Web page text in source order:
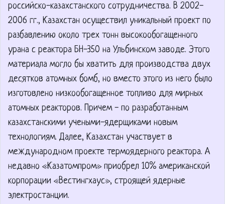
российско-казахстанского сотрудничества. В 2002-
2006 гг., Казахстан осуществил уникальный проект по
разбавлению около трех тонн высокообогащенного
урана с реактора БН-350 на Ульбинском заводе. Этого
материала могло бы хватить для производства двух
десятков атомных бомб, но вместо этого из него было
изготовлено низкообогащенное топливо для мирных
атомных реакторов. Причем - по разработанным
казахстанскими учеными-ядерщиками новым
технологиям. Далее, Казахстан участвует в
международном проекте термоядерного реактора. А
недавно «Казатомпром» приобрел 10% американской
корпорации «Вестингхаус», строящей ядерные
электростанции.